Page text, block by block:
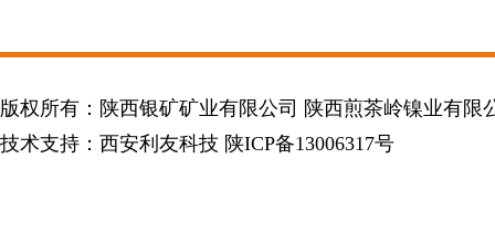
版权所有：陕西银矿矿业有限公司 陕西煎茶岭镍业有限
技术支持： 西安利友科技 陕ICP备13006317号